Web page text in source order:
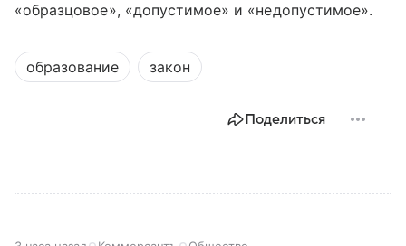
«образцовое», «допустимое» и «недопустимое».
образование закон
Поделиться